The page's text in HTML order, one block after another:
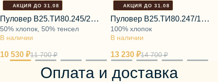
АКЦИЯ ДО 31.08
10 530 ₽11 700 ₽
В наличии
Пуловер В25.ТИ80.245/2
молочный зефир
50% хлопок, 50% тенсел
АКЦИЯ ДО 31.08
13 230 ₽14 700 ₽
В наличии
Пуловер В25.ТИ80.247/1
карамельный фрез
100% хлопок
Оплата и доставка